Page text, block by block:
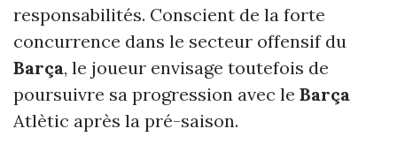
responsabilités. Conscient de la forte
concurrence dans le secteur offensif du
Barça, le joueur envisage toutefois de
poursuivre sa progression avec le Barça
Atlètic après la pré-saison.